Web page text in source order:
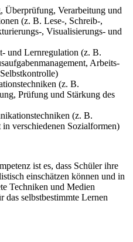
Überprüfung, Verarbeitung und
(z. B. Lese-, Schreib-,
, Visualisierungs- und
und Lernregulation (z. B.
Arbeits-
(z. B.
Prüfung und Stärkung des
(z. B.
verschiedenen Sozialformen)
ist es, dass Schüler ihre
einschätzen können und in
Techniken und Medien
das selbstbestimmte Lernen